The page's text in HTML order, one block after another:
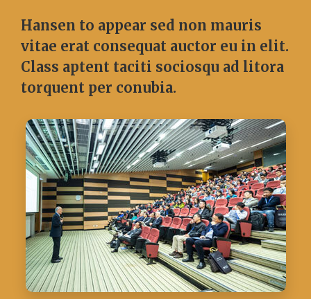
Hansen to appear sed non mauris
vitae erat consequat auctor eu in elit.
Class aptent taciti sociosqu ad litora
torquent per conubia.